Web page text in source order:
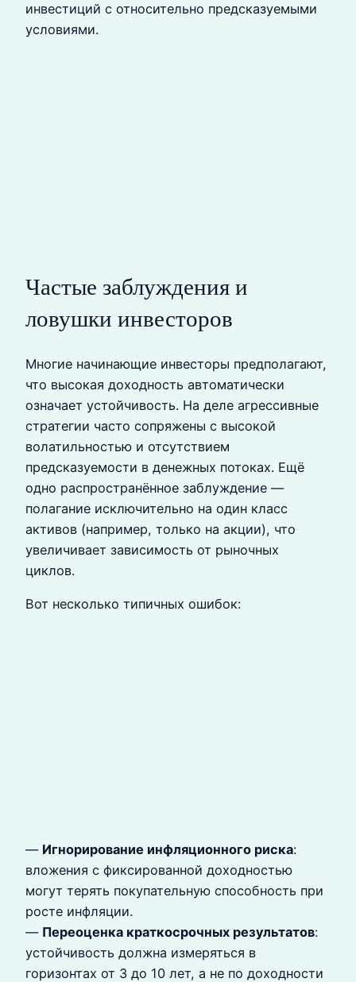
инвестиций с относительно предсказуемыми
условиями.
Частые заблуждения и
ловушки инвесторов
Многие начинающие инвесторы предполагают,
что высокая доходность автоматически
означает устойчивость. На деле агрессивные
стратегии часто сопряжены с высокой
волатильностью и отсутствием
предсказуемости в денежных потоках. Ещё
одно распространённое заблуждение —
полагание исключительно на один класс
активов (например, только на акции), что
увеличивает зависимость от рыночных
циклов.
Вот несколько типичных ошибок:
— Игнорирование инфляционного риска:
вложения с фиксированной доходностью
могут терять покупательную способность при
росте инфляции.
— Переоценка краткосрочных результатов:
устойчивость должна измеряться в
горизонтах от 3 до 10 лет, а не по доходности